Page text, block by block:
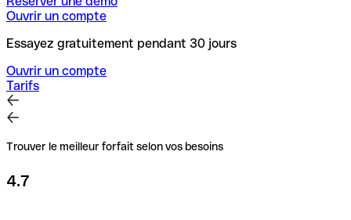
Ouvrir un compte
Essayez gratuitement pendant 30 jours
Ouvrir un compte
Tarifs
Trouver le meilleur forfait selon vos besoins
4.7